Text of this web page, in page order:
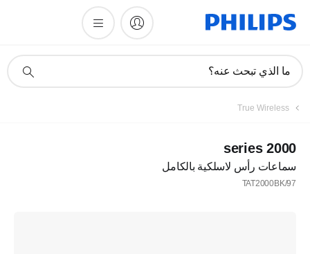
دعم
ما الذي تبحث عنه؟
True Wireless
2000 series
سماعات رأس لاسلكية بالكامل
TAT2000BK/97